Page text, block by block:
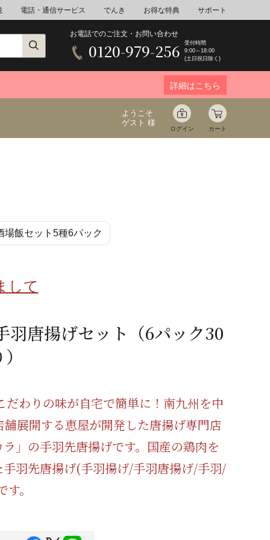
電話・通信サービス でんき お得な特典 サポート
お電話でのご注文・お問い合わせ
0120-979-256
受付時間
9:00～18:00
(土日祝日除く)
詳細はこちら
ミネラルウォーター
音楽
ようこそ
ゲスト 様
ログイン カート
場飯セット5種6パック
して
羽唐揚げセット（6パック30
だわりの味が自宅で簡単に！南九州を中
舗展開する恵屋が開発した唐揚げ専門店
」の手羽先唐揚げです。国産の鶏肉を
手羽先唐揚げ(手羽揚げ/手羽唐揚げ/手羽/
。